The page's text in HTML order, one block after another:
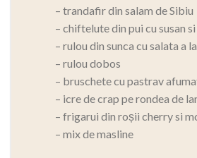
– trandafir din salam de Sibiu
– chiftelute din pui cu susan
– rulou din sunca cu salata a
– rulou dobos
– bruschete cu pastrav
– icre de crap pe rondea de
– frigarui din roșii cherry si
– mix de masline